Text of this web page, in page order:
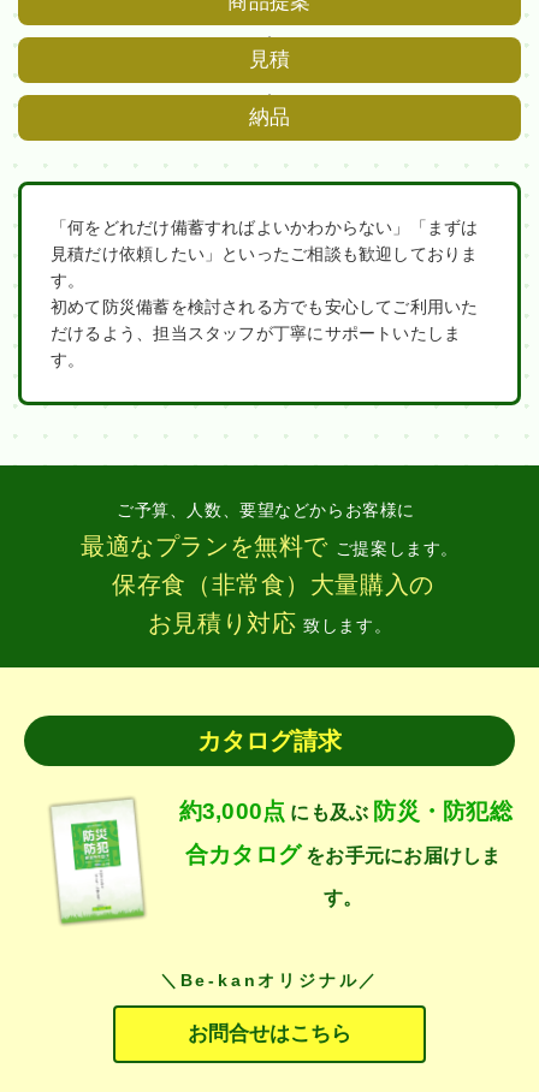
見積
納品
「何をどれだけ備蓄すればよいかわからない」「まずは
見積だけ依頼したい」といったご相談も歓迎しておりま
す。
初めて防災備蓄を検討される方でも安心してご利用いた
だけるよう、担当スタッフが丁寧にサポートいたしま
す。
ご予算、人数、要望などからお客様に
最適なプランを無料で ご提案します。
保存食（非常食）大量購入の
お見積り対応 致します。
カタログ請求
約3,000点 にも及ぶ 防災・防犯総
合カタログ をお手元にお届けしま
す。
＼Be-kanオリジナル／
お問合せはこちら